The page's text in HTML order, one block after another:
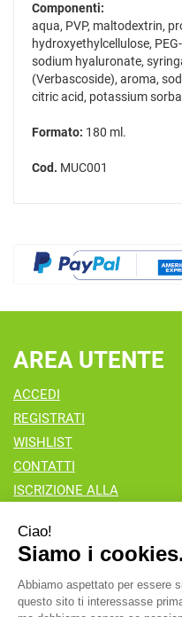
Componenti:
aqua, PVP, maltodextrin,
hydroxyethylcellulose,
sodium hyaluronate,
(Verbascoside), aroma,
citric acid, potassium
Formato: 180 ml.
Cod. MUC001
AREA UTENTE
ACCEDI
REGISTRATI
WISHLIST
CONTATTI
ISCRIZIONE ALLA
Farmacia Valaperta Dr.
20069